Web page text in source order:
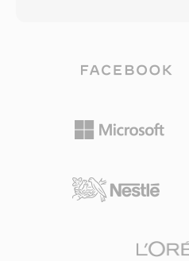
game chuyên dụng do
dựng. Một ưu điểm thực
khi chơi game mà
nguyên bộ nhớ khan
tồn game, XA vẫn là định
trúc dựa trên khối lưu trữ
vùng đánh dấu, chú thích
điểm nổi bật là khả năng
địa có thể ghi hàng giờ
động cho dù nội dung là